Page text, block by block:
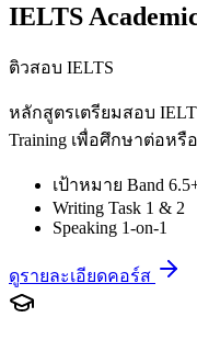
IELTS
ติวสอบ IELTS
หลักสูตรเตรียมสอบ
Training เพื่อศึกษาต่อหรื
เป้าหมาย Band
Writing Task 1 & 2
Speaking 1-on-1
ดูรายละเอียดคอร์ส